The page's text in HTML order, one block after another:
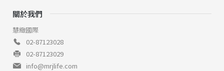
關於我們
慧緻國際
02-87123028
02-87123029
info@mrjlife.com